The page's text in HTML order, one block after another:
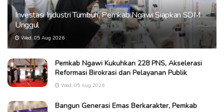
Investasi Industri Tumbuh, Pemkab Ngawi Siapkan SDM
Unggul
Wed, 05 Aug 2026
Pemkab Ngawi Kukuhkan 228 PNS, Akselerasi
Reformasi Birokrasi dan Pelayanan Publik
Wed, 05 Aug 2026
Bangun Generasi Emas Berkarakter, Pemkab